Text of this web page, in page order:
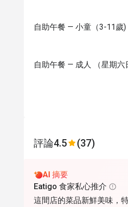
自助午餐 — 小童（3-11歲)
自助午餐 — 成人 （星期六
評論4.5 (37)
AI 摘要
Eatigo 食家私心推介
這間店的菜品新鮮美味，